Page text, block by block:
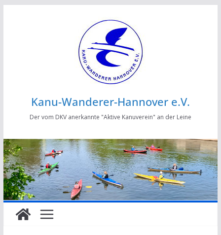
Kanu-Wanderer-Hannover e.V.
Der vom DKV anerkannte "Aktive Kanuverein" an der Leine